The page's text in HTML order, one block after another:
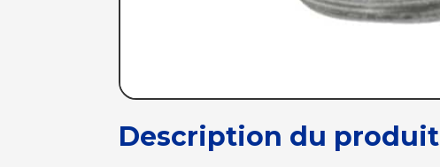
Description du produit